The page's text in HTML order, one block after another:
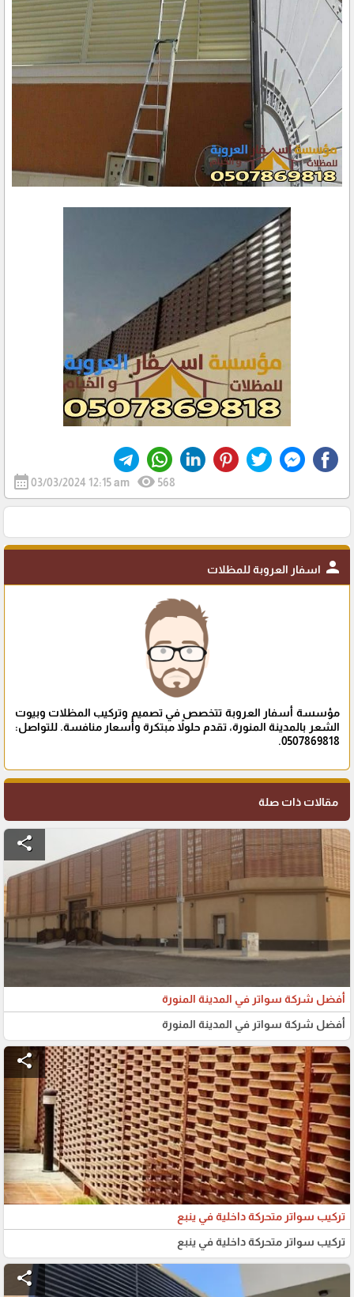
calendar_month03/03/2024 12:15 am visibility 568
person اسفار العروبة للمظلات
مؤسسة أسفار العروبة تتخصص في تصميم وتركيب المظلات وبيوت
الشعر بالمدينة المنورة، تقدم حلولاً مبتكرة وأسعار منافسة. للتواصل:
0507869818.
مقالات ذات صلة
share
أفضل شركة سواتر في المدينة المنورة
أفضل شركة سواتر في المدينة المنورة
share
تركيب سواتر متحركة داخلية في ينبع
تركيب سواتر متحركة داخلية في ينبع
share